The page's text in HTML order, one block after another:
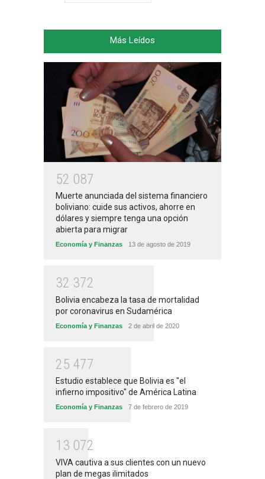
Más Leídos
52 087
Muerte anunciada del sistema financiero
boliviano: cuide sus activos, ahorre en
dólares y siempre tenga una opción
abierta para migrar
Economía y Finanzas 13 de agosto de 2019
32 372
Bolivia encabeza la tasa de mortalidad
por coronavirus en Sudamérica
Economía y Finanzas 2 de abril de 2020
25 477
Estudio establece que Bolivia es "el
infierno impositivo" de América Latina
Economía y Finanzas 7 de febrero de 2019
1 3 072
VIVA cautiva a sus clientes con un nuevo
plan de megas ilimitados